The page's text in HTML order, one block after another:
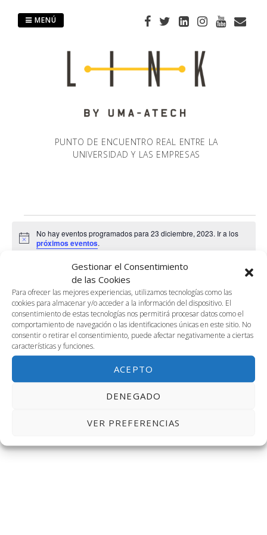
Gestionar el Consentimiento
de las Cookies
Para ofrecer las mejores experiencias, utilizamos tecnologías como las
cookies para almacenar y/o acceder a la información del dispositivo. El
consentimiento de estas tecnologías nos permitirá procesar datos como el
comportamiento de navegación o las identificaciones únicas en este sitio. No
consentir o retirar el consentimiento, puede afectar negativamente a ciertas
características y funciones.
ACEPTO
DENEGADO
VER PREFERENCIAS
PUNTO DE ENCUENTRO REAL ENTRE LA
UNIVERSIDAD Y LAS EMPRESAS
MENÚ
Eventos
23
diciembre,
2023
Aviso
No hay eventos programados para 23 diciembre, 2023. Ir a los
próximos eventos.
de
BUSCAR
de
DÍA
2023-12-23
Selecciona
la
fecha.
Día anterior Siguiente día
SUSCRIBIRSE AL CALENDARIO